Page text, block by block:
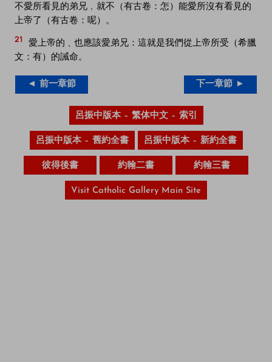
不愛所看見的弟兄﹐就不（有古卷：怎）能愛所沒有看見的
上帝了（有古卷：呢）。
21
愛上帝的﹑也應該愛弟兄：這就是我們從上帝所受（希臘
文：有）的誡命。
◄ 前一章節 下一章節 ►
呂振中版本 – 繁体中文 – 索引
呂振中版本 – 舊約全書 呂振中版本 – 新約全書
彼得後書 約翰二書 約翰三書
Visit Catholic Gallery Main Site